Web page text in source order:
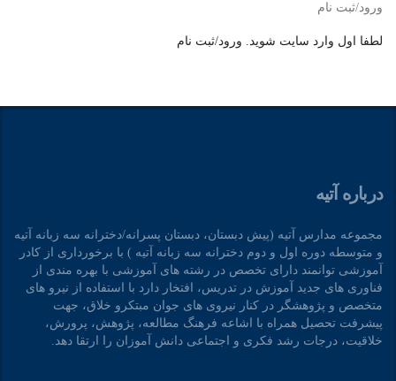
ورود/ثبت نام
لطفا اول وارد سایت شوید. ورود/ثبت نام
درباره آتیه
مجموعه مدارس آتیه (پیش دبستان، دبستان پسرانه/دخترانه سه زبانه آتیه
و متوسطه دوره اول و دوم دخترانه سه زبانه آتیه ) با برخورداری از کادر
آموزشی توانمند دارای تخصص در رشته های آموزشی با بهره مندی از
فناوری های جدید آموزش در تدریس، افتخار دارد با استفاده از نیرو های
متخصص و پژوهشگر در کنار نیروی های جوان مبتکرو خلاق، جهت
پیشرفت تحصیل همراه با اشاعه فرهنگ مطالعه، پژوهش، پرورش،
خلاقیت، درجات رشد فکری و اجتماعی دانش آموزان را ارتقا دهد.